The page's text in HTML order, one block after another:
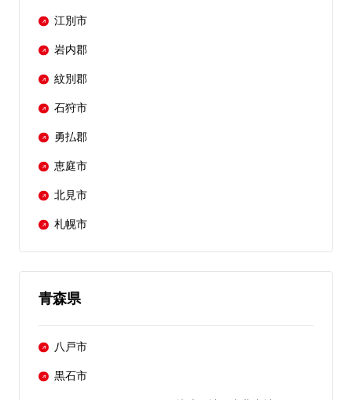
江別市
岩内郡
紋別郡
石狩市
勇払郡
恵庭市
北見市
札幌市
青森県
八戸市
黒石市